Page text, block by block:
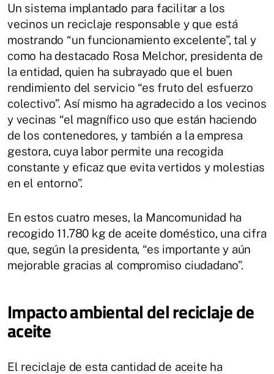
Un sistema implantado para facilitar a los
vecinos un reciclaje responsable y que está
mostrando “un funcionamiento excelente”, tal y
como ha destacado Rosa Melchor, presidenta de
la entidad, quien ha subrayado que el buen
rendimiento del servicio “es fruto del esfuerzo
colectivo”. Así mismo ha agradecido a los vecinos
y vecinas “el magnífico uso que están haciendo
de los contenedores, y también a la empresa
gestora, cuya labor permite una recogida
constante y eficaz que evita vertidos y molestias
en el entorno”.
En estos cuatro meses, la Mancomunidad ha
recogido 11.780 kg de aceite doméstico, una cifra
que, según la presidenta, “es importante y aún
mejorable gracias al compromiso ciudadano”.
Impacto ambiental del reciclaje de
aceite
El reciclaje de esta cantidad de aceite ha